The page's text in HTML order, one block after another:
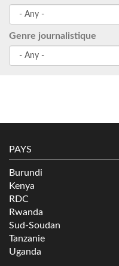
Genre journalistique
PAYS
Burundi
Kenya
RDC
Rwanda
Sud-Soudan
Tanzanie
Uganda